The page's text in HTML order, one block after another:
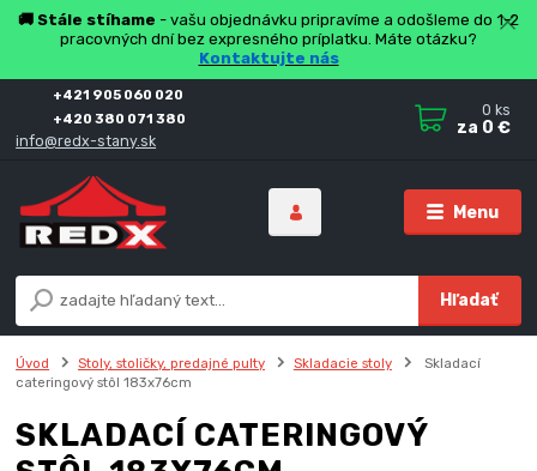
🚚 Stále stíhame - vašu objednávku pripravíme a odošleme do 1-2
pracovných dní bez expresného príplatku. Máte otázku?
Kontaktujte nás
Menu
Hľadať
+421 905 060 020
+420 380 071 380
info@redx-stany.sk
0 ks
za 0 €
Úvod Stoly, stoličky, predajné pulty Skladacie stoly
Skladací
cateringový stôl 183x76cm
SKLADACÍ CATERINGOVÝ